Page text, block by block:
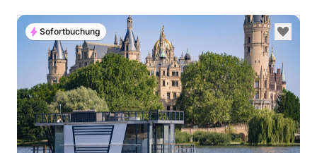
Sofortbuchung